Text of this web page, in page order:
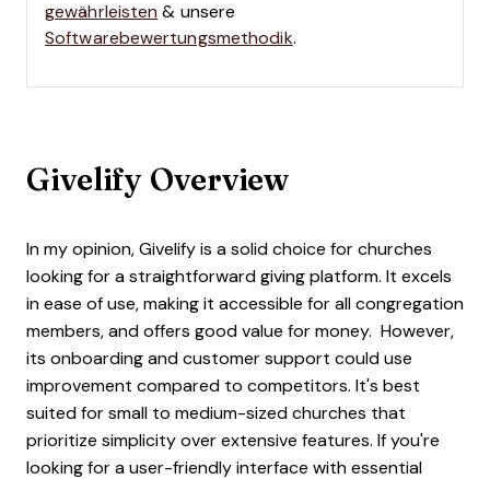
gewährleisten & unsere
Softwarebewertungsmethodik.
Givelify Overview
In my opinion, Givelify is a solid choice for churches
looking for a straightforward giving platform. It excels
in ease of use, making it accessible for all congregation
members, and offers good value for money. However,
its onboarding and customer support could use
improvement compared to competitors. It's best
suited for small to medium-sized churches that
prioritize simplicity over extensive features. If you're
looking for a user-friendly interface with essential